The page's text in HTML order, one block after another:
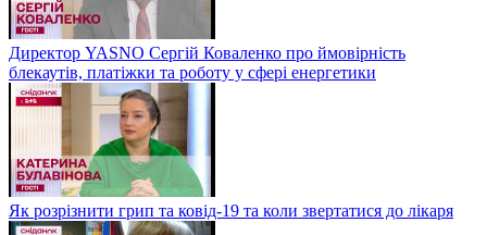
Директор YASNO Сергій Коваленко про ймовірність
блекаутів, платіжки та роботу у сфері енергетики
Як розрізнити грип та ковід-19 та коли звертатися до лікаря